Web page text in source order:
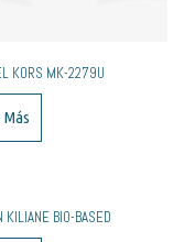
KORS MK-2279U
KILIANE BIO-BASED